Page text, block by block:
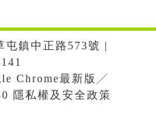
屯鎮中正路573號 |
Chrome最新版╱
隱私權及安全政策